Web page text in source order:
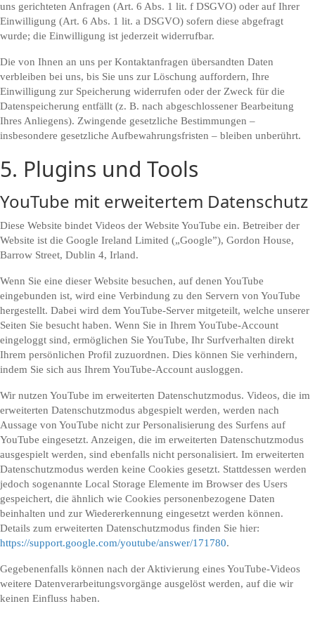
uns gerichteten Anfragen (Art. 6 Abs. 1 lit. f DSGVO) oder auf Ihrer
Einwilligung (Art. 6 Abs. 1 lit. a DSGVO) sofern diese abgefragt
wurde; die Einwilligung ist jederzeit widerrufbar.
Die von Ihnen an uns per Kontaktanfragen übersandten Daten
verbleiben bei uns, bis Sie uns zur Löschung auffordern, Ihre
Einwilligung zur Speicherung widerrufen oder der Zweck für die
Datenspeicherung entfällt (z. B. nach abgeschlossener Bearbeitung
Ihres Anliegens). Zwingende gesetzliche Bestimmungen –
insbesondere gesetzliche Aufbewahrungsfristen – bleiben unberührt.
5. Plugins und Tools
YouTube mit erweitertem Datenschutz
Diese Website bindet Videos der Website YouTube ein. Betreiber der
Website ist die Google Ireland Limited („Google”), Gordon House,
Barrow Street, Dublin 4, Irland.
Wenn Sie eine dieser Website besuchen, auf denen YouTube
eingebunden ist, wird eine Verbindung zu den Servern von YouTube
hergestellt. Dabei wird dem YouTube-Server mitgeteilt, welche unserer
Seiten Sie besucht haben. Wenn Sie in Ihrem YouTube-Account
eingeloggt sind, ermöglichen Sie YouTube, Ihr Surfverhalten direkt
Ihrem persönlichen Profil zuzuordnen. Dies können Sie verhindern,
indem Sie sich aus Ihrem YouTube-Account ausloggen.
Wir nutzen YouTube im erweiterten Datenschutzmodus. Videos, die im
erweiterten Datenschutzmodus abgespielt werden, werden nach
Aussage von YouTube nicht zur Personalisierung des Surfens auf
YouTube eingesetzt. Anzeigen, die im erweiterten Datenschutzmodus
ausgespielt werden, sind ebenfalls nicht personalisiert. Im erweiterten
Datenschutzmodus werden keine Cookies gesetzt. Stattdessen werden
jedoch sogenannte Local Storage Elemente im Browser des Users
gespeichert, die ähnlich wie Cookies personenbezogene Daten
beinhalten und zur Wiedererkennung eingesetzt werden können.
Details zum erweiterten Datenschutzmodus finden Sie hier:
https://support.google.com/youtube/answer/171780.
Gegebenenfalls können nach der Aktivierung eines YouTube-Videos
weitere Datenverarbeitungsvorgänge ausgelöst werden, auf die wir
keinen Einfluss haben.